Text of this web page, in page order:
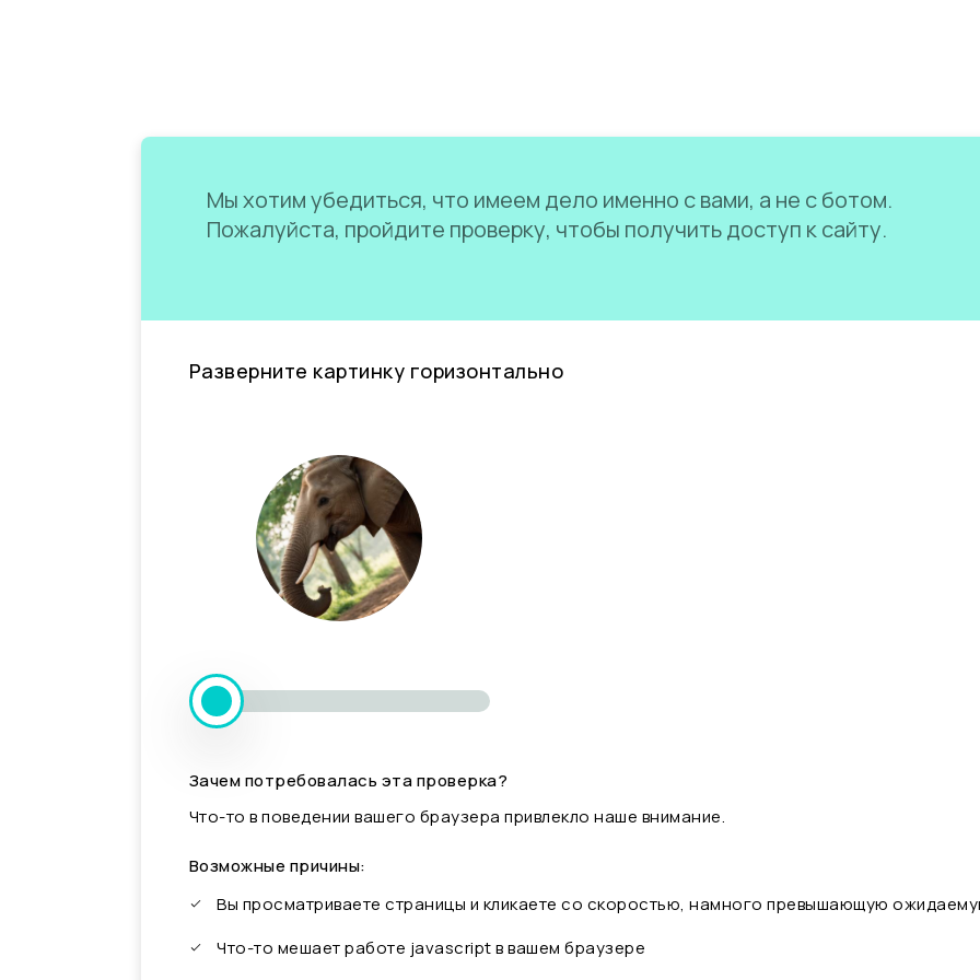
Мы хотим убедиться, что имеем дело именно с вами, а не с ботом.
Пожалуйста, пройдите проверку, чтобы получить доступ к сайту.
Разверните картинку горизонтально
Зачем потребовалась эта проверка?
Что-то в поведении вашего браузера привлекло наше внимание.
Возможные причины:
Вы просматриваете страницы и кликаете со скоростью, намного превышающую
Что-то мешает работе javascript в вашем браузере